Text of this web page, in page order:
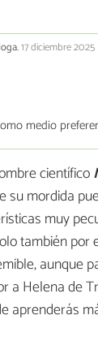
17 diciembre 2025
medio
científico
su mordida
muy
también
aunque
a Helena de
aprenderás